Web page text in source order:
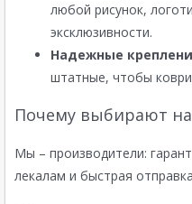
любой рисунок,
эксклюзивности.
Надежные
штатные, чтобы
Почему выбирают
Мы – производители:
лекалам и быстрая